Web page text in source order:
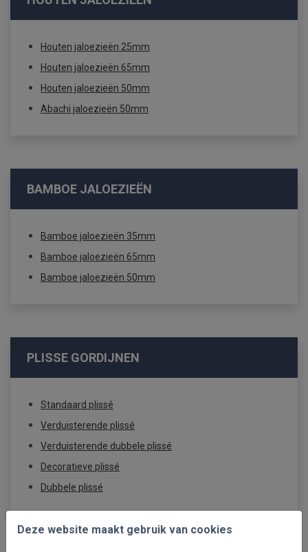
Deze website maakt gebruik van cookies
Houten jaloezieën 25mm
Houten jaloezieën 65mm
Houten jaloezieën 50mm
Abachi jaloezieën 50mm
BAMBOE JALOEZIEËN
Bamboe jaloezieën 35mm
Bamboe jaloezieën 65mm
Bamboe jaloezieën 50mm
PLISSE GORDIJNEN
Standaard plissé
Verduisterende plissé
Verduisterende dubbele plissé
Decoratieve plissé
Dubbele plissé